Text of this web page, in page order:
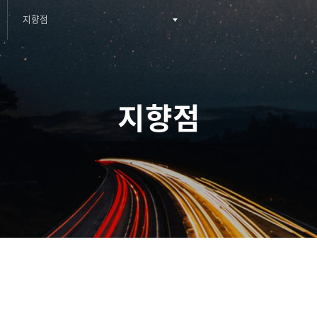
2nd depth menu
지향점
지향점